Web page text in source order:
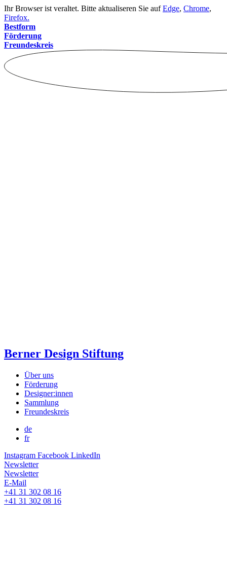
Ihr Browser ist veraltet. Bitte aktualiseren Sie aufEdge, Chrome,
Firefox.
Bestform
Förderung
Freundeskreis
Berner Design Stiftung
Über uns
Förderung
Designer:innen
Sammlung
Freundeskreis
de
fr
Instagram Facebook LinkedIn
Newsletter
Newsletter
E-Mail
+41 31 302 08 16
+41 31 302 08 16